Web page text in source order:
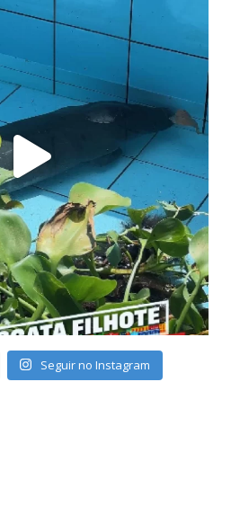
Seguir no Instagram